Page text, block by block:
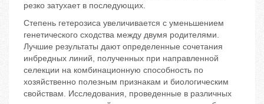
резко затухает в последующих.
Степень гетерозиса увеличивается с уменьшением
генетического сходства между двумя родителями.
Лучшие результаты дают определенные сочетания
инбредных линий, полученных при направленной
селекции на комбинационную способность по
хозяйственно полезным признакам и биологическим
свойствам. Исследования, проведенные в различных